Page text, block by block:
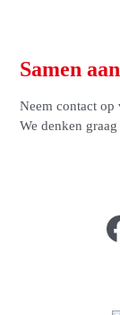
Samen
Neem contact
We denken